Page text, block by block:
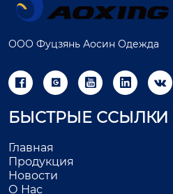
ООО Фуцзянь Аосин Одежда
    
БЫСТРЫЕ ССЫЛКИ
Главная
Продукция
Новости
О Нас